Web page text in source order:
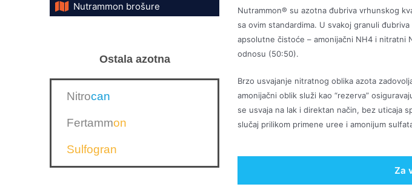
Nutrammon brošure
Ostala azotna
Nitrocan
Fertammon
Sulfogran
Nutrammon® su azotna đubriva vrhunskog
sa ovim standardima. U svakoj granuli
apsolutne čistoće – amonijačni NH4 i nitratni
odnosu (50:50).
Brzo usvajanje nitratnog oblika azota
amonijačni oblik služi kao “rezerva”
se usvaja na lak i direktan način, bez uticaja
slučaj prilikom primene uree i amonijum
Za